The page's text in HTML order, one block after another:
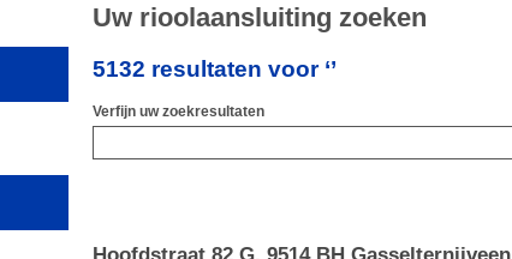
Uw rioolaansluiting zoeken
5132 resultaten voor ‘’
Verfijn uw zoekresultaten